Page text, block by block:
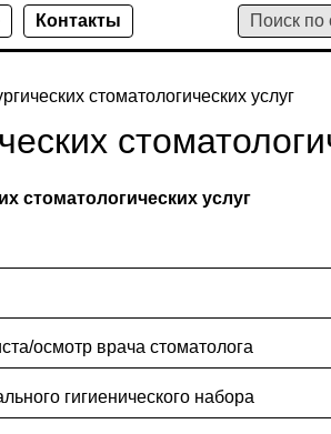
Контакты
стоматологических услуг
стоматологических услуг
осмотр врача стоматолога
гигиенического набора